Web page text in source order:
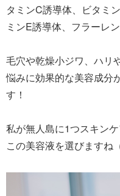
タミンC誘導体、ビタミ
ミンE誘導体、フラーレ
毛穴や乾燥小ジワ、ハ
悩みに効果的な美容成分
す！
私が無人島に1つスキン
この美容液を選びますね